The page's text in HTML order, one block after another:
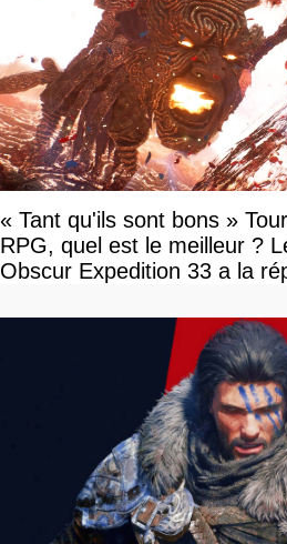
« Tant qu'ils sont bons »
RPG, quel est le meilleur ?
Obscur Expedition 33 a la